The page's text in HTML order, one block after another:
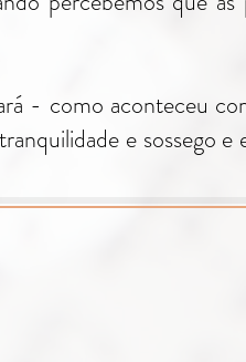
- como aconteceu
e sossego e